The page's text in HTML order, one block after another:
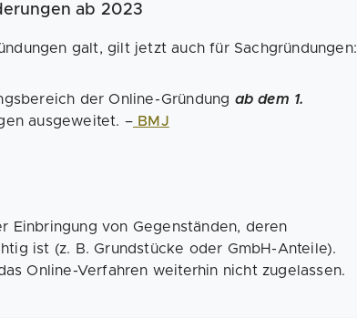
ab 2023
galt, gilt jetzt auch für Sachgründungen:
der Online-Gründung ab dem 1.
ausgeweitet. – BMJ
Einbringung von Gegenständen, deren
ist (z. B. Grundstücke oder GmbH-Anteile).
Online-Verfahren weiterhin nicht zugelassen.